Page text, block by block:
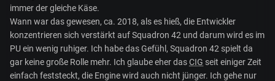
immer der gleiche Käse.
Wann war das gewesen, ca. 2018, als es hieß, die Entwickler
konzentrieren sich verstärkt auf Squadron 42 und darum wird es im
PU ein wenig ruhiger. Ich habe das Gefühl, Squadron 42 spielt da
gar keine große Rolle mehr. Ich glaube eher dasCIG seit einiger Zeit
einfach feststeckt, die Engine wird auch nicht jünger. Ich gehe nur